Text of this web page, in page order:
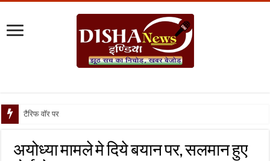
टैरिफ वॉर पर पिघली बर्फ, ट्रं
अयोध्या मामले मे दिये बयान पर, सलमान हुए